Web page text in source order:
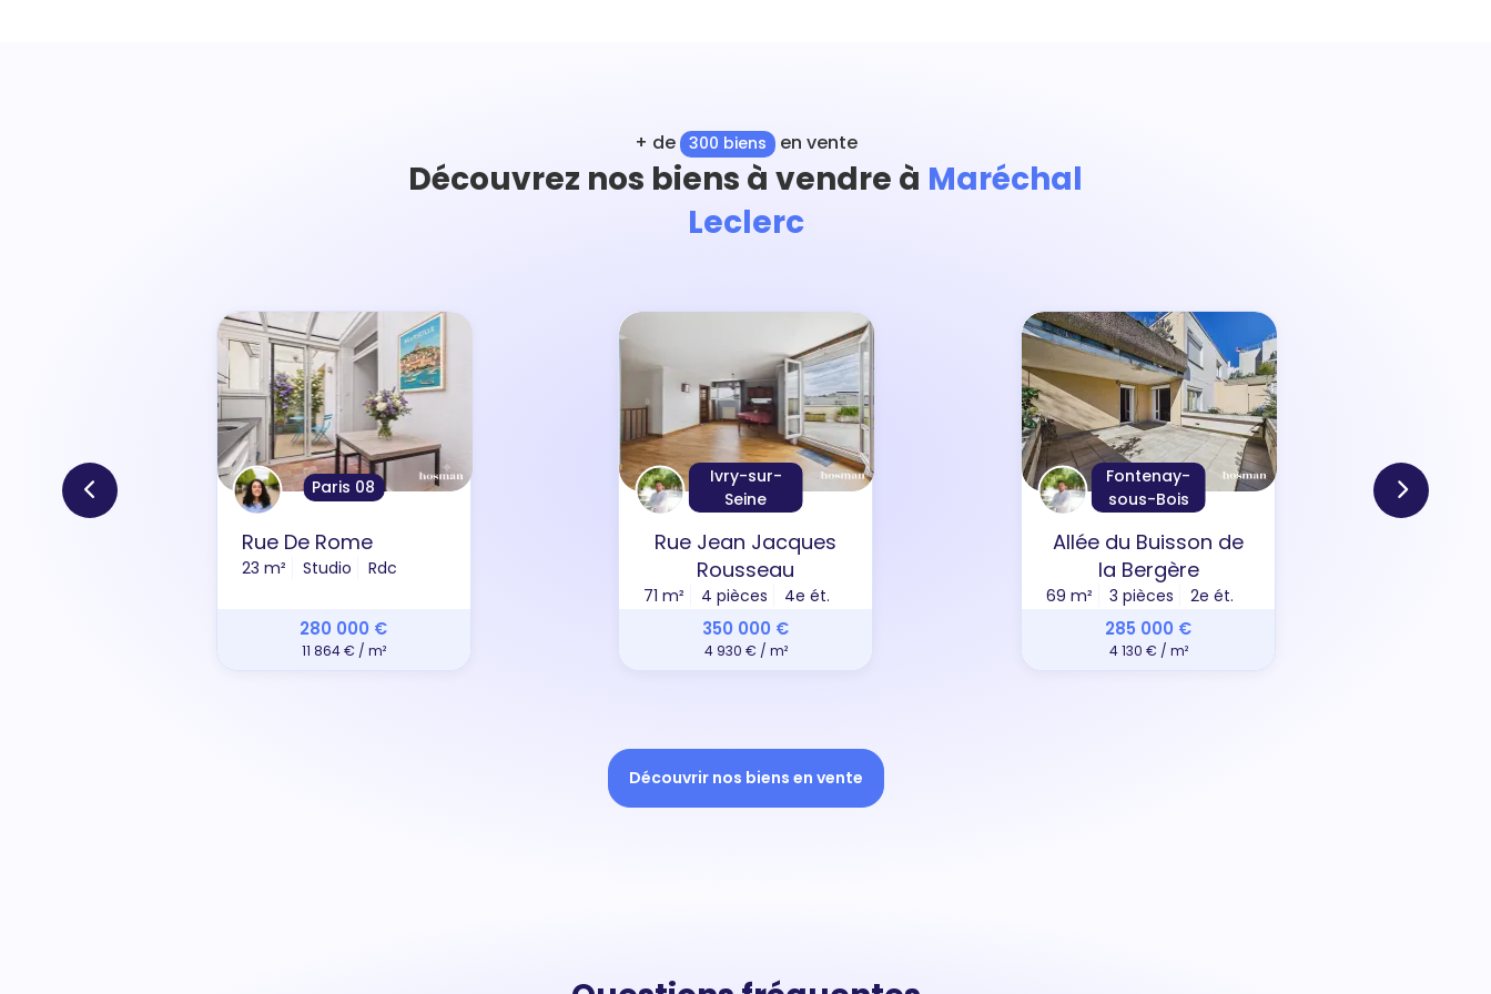
+ de 300 biens en vente
Découvrez nos biens à vendre à Maréchal
Leclerc
Paris 08
Rue De Rome
23 m² Studio Rdc
280 000 €
11 864 € / m²
Ivry-sur-
Seine
Rue Jean Jacques
Rousseau
71 m² 4 pièces 4e ét.
350 000 €
4 930 € / m²
Fontenay-
sous-Bois
Allée du Buisson de
la Bergère
69 m² 3 pièces 2e ét.
285 000 €
4 130 € / m²
Découvrir nos biens en vente